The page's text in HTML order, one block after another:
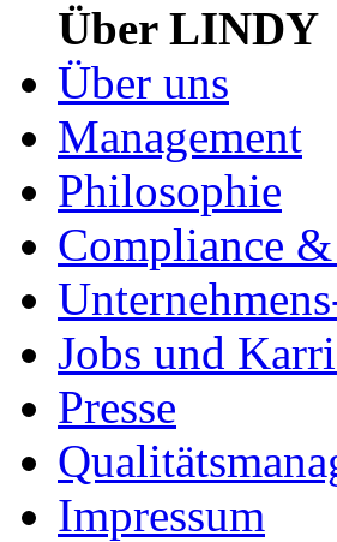
Über LINDY
Über uns
Management
Philosophie
Compliance
Jobs und
Presse
Impressum